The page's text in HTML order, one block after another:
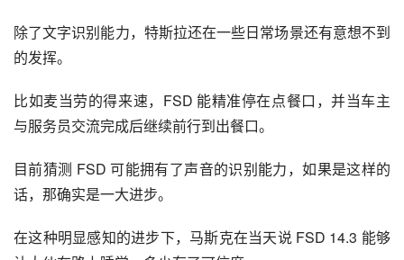
除了文字识别能力，特斯拉还在一些日常场景还有意想不到
的发挥。
比如麦当劳的得来速，FSD 能精准停在点餐口，并当车主
与服务员交流完成后继续前行到出餐口。
目前猜测 FSD 可能拥有了声音的识别能力，如果是这样的
话，那确实是一大进步。
在这种明显感知的进步下，马斯克在当天说 FSD 14.3 能够